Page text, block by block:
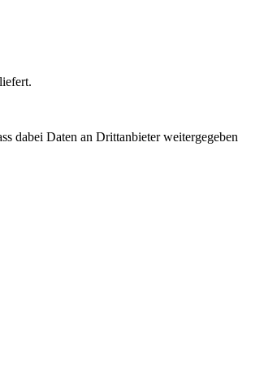
dabei Daten an Drittanbieter weitergegeben